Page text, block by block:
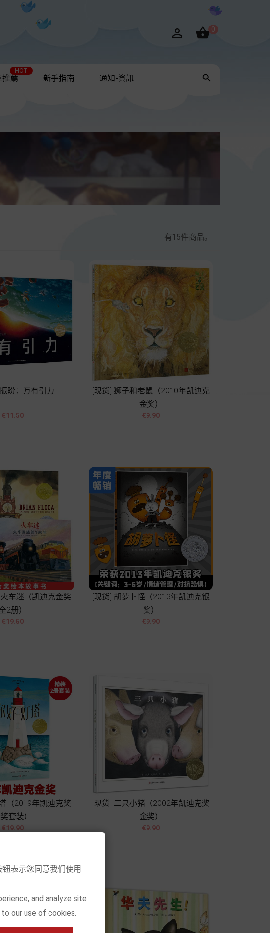
 0
推薦
HOT
新手指南 通知-資訊 
有15件商品。
盼：万有引力
價
€11.50

[现货] 狮子和老鼠（2010年凯迪克
金奖）
價
€9.90
车迷（凯迪克金奖
2册）
價
€19.50

[现货] 胡萝卜怪（2013年凯迪克银
奖）
價
€9.90
（2019年凯迪克奖
套装）
價
€19.90

[现货] 三只小猪（2002年凯迪克奖
金奖）
價
€9.90
表示您同意我们使用
and analyze site
our use of cookies.